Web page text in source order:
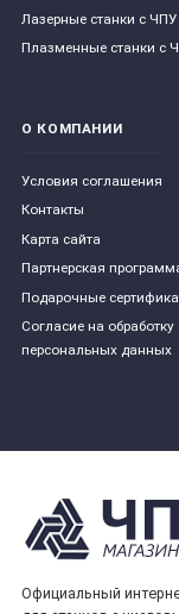
Лазерные станки с ЧПУ
Плазменные станки с
О КОМПАНИИ
Условия соглашения
Контакты
Карта сайта
Партнерская
Подарочные
Согласие на обработку
персональных данных
Официальный